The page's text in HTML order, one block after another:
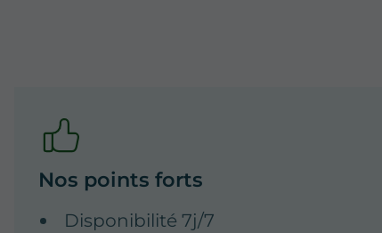
Nos points forts
Disponibilité 7j/7